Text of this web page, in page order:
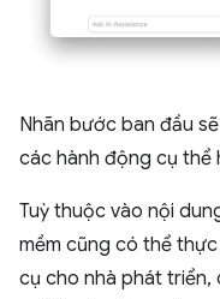
Nhãn bước ban đầu
các hành động cụ thể
Tuỳ thuộc vào nội
mềm cũng có thể
cụ cho nhà phát triển,